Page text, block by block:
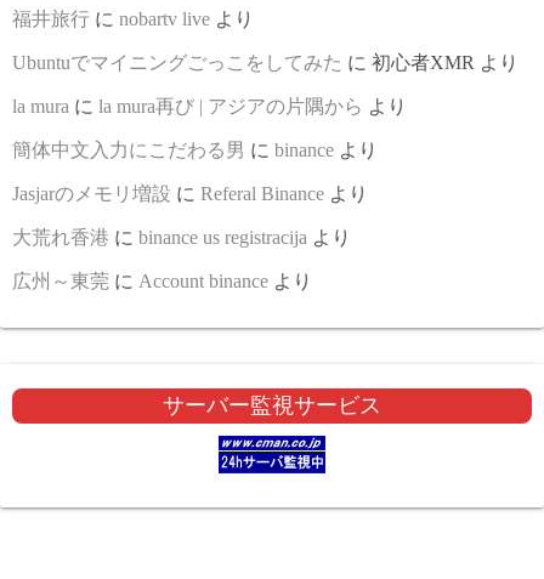
福井旅行 に nobartv live より
Ubuntuでマイニングごっこをしてみた に 初心者XMR より
la mura に la mura再び | アジアの片隅から より
簡体中文入力にこだわる男 に binance より
Jasjarのメモリ増設 に Referal Binance より
大荒れ香港 に binance us registracija より
広州～東莞 に Account binance より
サーバー監視サービス